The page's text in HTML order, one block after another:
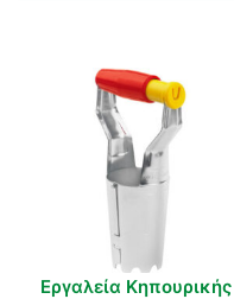
Εργαλεία Κηπουρικής